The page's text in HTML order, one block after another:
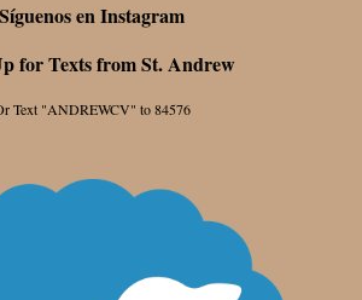
Síguenos en Instagram
for Texts from St. Andrew
Text "ANDREWCV" to 84576